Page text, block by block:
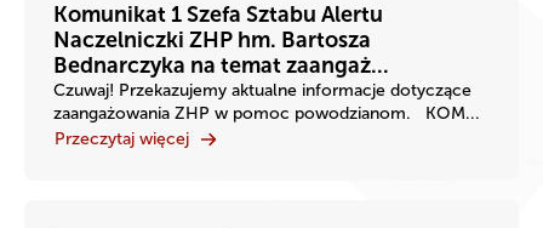
Komunikat 1 Szefa Sztabu Alertu
Naczelniczki ZHP hm. Bartosza
Bednarczyka na temat zaangaż...
Czuwaj! Przekazujemy aktualne informacje dotyczące
zaangażowania ZHP w pomoc powodzianom. KOM...
Przeczytaj więcej